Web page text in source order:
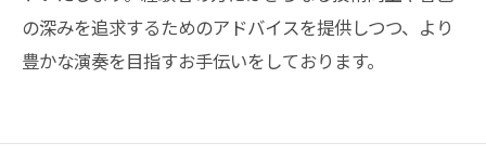
の深みを追求するためのアドバイスを提供しつつ、より
豊かな演奏を目指すお手伝いをしております。